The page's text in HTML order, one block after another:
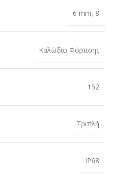
6 mm, 8
Καλώδιο Φόρτισης
152
Τριπλή
IP68